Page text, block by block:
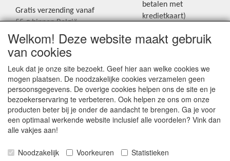
Gratis verzending vanaf
55 € binnen België.
Gratis verzending vanaf
65 € naar Nederland.
Levering andere
landen: geen gratis
verzending, portkosten
worden aangerekend.
Zie voor een overzicht
van alle verzendkosten
"Verzendkosten" op de
betalen met
kredietkaart)
Blijf op de hoogte van de laatste
onze Facebookpagina.
Welkom! Deze website maakt gebruik
van cookies
Leuk dat je onze site bezoekt. Geef hier aan welke cookies we
mogen plaatsen. De noodzakelijke cookies verzamelen geen
persoonsgegevens. De overige cookies helpen ons de site en je
bezoekerservaring te verbeteren. Ook helpen ze ons om onze
producten beter bij je onder de aandacht te brengen. Ga je voor
een optimaal werkende website inclusief alle voordelen? Vink dan
alle vakjes aan!
Noodzakelijk Voorkeuren Statistieken